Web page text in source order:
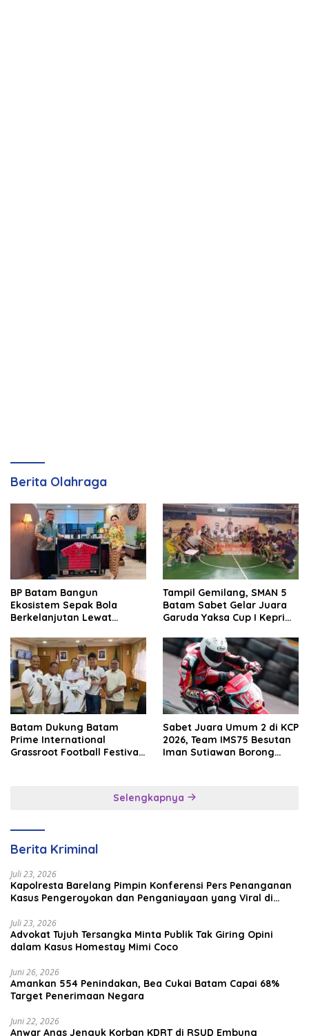
Berita Olahraga
BP Batam Bangun
Ekosistem Sepak Bola
Berkelanjutan Lewat
Tampil Gemilang, SMAN 5
Batam Sabet Gelar Juara
Garuda Yaksa Cup I Kepri
Batam Dukung Batam
Prime International
Grassroot Football Festival
Sabet Juara Umum 2 di KCP
2026, Team IMS75 Besutan
Iman Sutiawan Borong
Selengkapnya
Berita Kriminal
Juli 23, 2026
Kapolresta Barelang Pimpin Konferensi Pers Penanganan
Kasus Pengeroyokan dan Penganiayaan yang Viral di
Juli 23, 2026
Advokat Tujuh Tersangka Minta Publik Tak Giring Opini
dalam Kasus Homestay Mimi Coco
Juni 26, 2026
Amankan 554 Penindakan, Bea Cukai Batam Capai 68%
Target Penerimaan Negara
Juni 22, 2026
Anwar Anas Jenguk Korban KDRT di RSUD Embung